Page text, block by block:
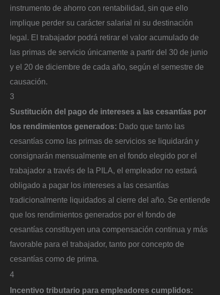
instrumento de ahorro con rentabilidad, sin que ello
implique perder su carácter salarial ni su destinación
legal. El trabajador podrá retirar el valor acumulado de
las primas de servicio únicamente a partir del 30 de junio
y el 20 de diciembre de cada año, según el semestre de
causación.
3
Sustitución del pago de intereses a las cesantías por
los rendimientos generados: Dado que tanto las
cesantías como las primas de servicios se liquidarán y
consignarán mensualmente en el fondo elegido por el
trabajador a través de la PILA, el empleador no estará
obligado a pagar los intereses a las cesantías
tradicionalmente liquidados al cierre del año. Se entiende
que los rendimientos generados por el fondo de
cesantías constituyen una compensación continua y más
favorable para el trabajador, tanto por concepto de
cesantías como de prima.
4
Incentivo tributario para empleadores cumplidos: